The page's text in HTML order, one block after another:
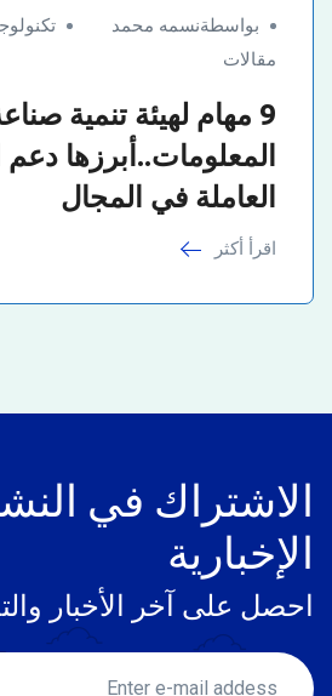
بواسطةنسمه محمد
مقالات
9 مهام لهيئة تنمية
المعلومات..أبرزها
العاملة في المجال
اقرأ أكثر
الاشتراك في
الإخبارية
احصل على آخر الأخبار